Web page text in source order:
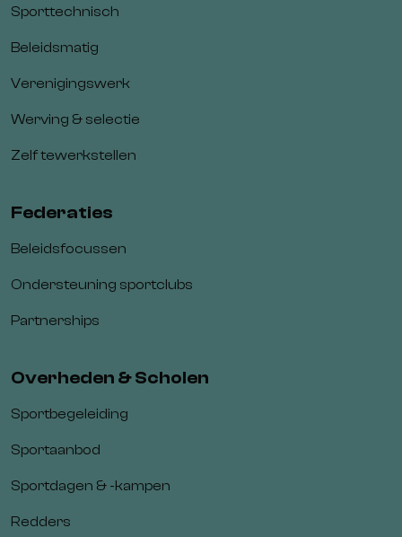
Sporttechnisch
Beleidsmatig
Verenigingswerk
Werving & selectie
Zelf tewerkstellen
Federaties
Beleidsfocussen
Ondersteuning sportclubs
Partnerships
Overheden & Scholen
Sportbegeleiding
Sportaanbod
Sportdagen & -kampen
Redders